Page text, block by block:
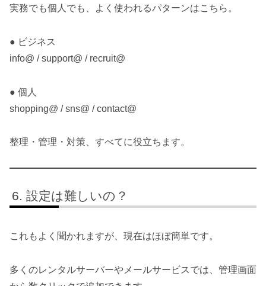
実務でも個人でも、よく使われるパターンはこちら。
● ビジネス
info@ / support@ / recruit@
● 個人
shopping@ / sns@ / contact@
整理・管理・対策、すべてに役立ちます。
設定は難しいの？
これもよく聞かれますが、現在はほぼ簡単です。
多くのレンタルサーバーやメールサービスでは、管理画面